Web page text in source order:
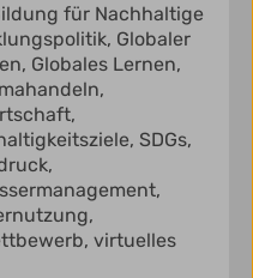
für Nachhaltige
Globaler
Globales Lernen,
SDGs,
virtuelles